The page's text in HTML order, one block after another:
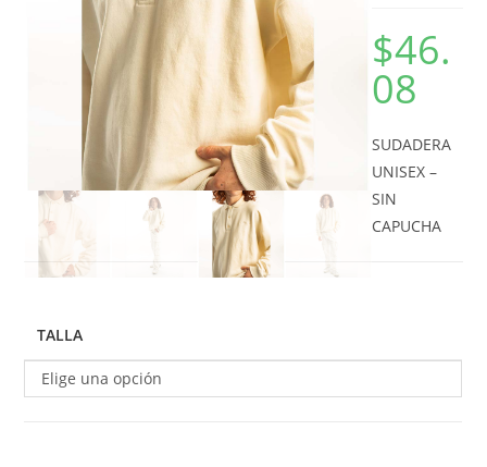
$46.
08
SUDADERA
UNISEX –
SIN
CAPUCHA
TALLA
Elige una opción